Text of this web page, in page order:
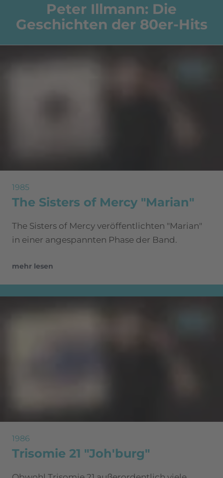
Peter Illmann: Die
Geschichten der 80er-Hits
1985
The Sisters of Mercy "Marian"
The Sisters of Mercy veröffentlichten "Marian"
in einer angespannten Phase der Band.
mehr lesen
1986
Trisomie 21 "Joh'burg"